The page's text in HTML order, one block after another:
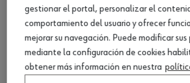
gestionar el portal, personalizar el
comportamiento del usuario y ofrecer
mejorar su navegación. Puede modificar
mediante la configuración de cookies
obtener más información en nuestra